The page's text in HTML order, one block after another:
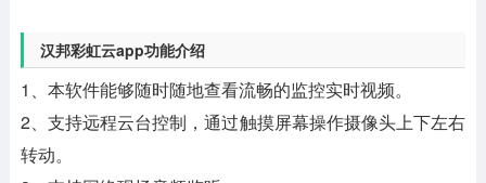
汉邦彩虹云app功能介绍
1、本软件能够随时随地查看流畅的监控实时视频。
2、支持远程云台控制，通过触摸屏幕操作摄像头上下左右
转动。